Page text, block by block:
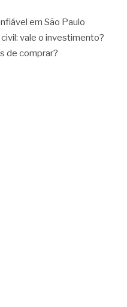
em São Paulo
vale o investimento?
de comprar?